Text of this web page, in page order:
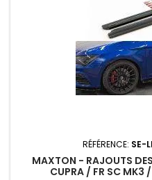
RÉFÉRENCE: SE-
MAXTON - RAJOUTS
CUPRA / FR SC MK3